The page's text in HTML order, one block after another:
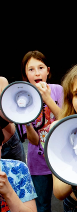
Spielplan
Vorstellungen
Festivals
Wild & Schön
Gastspiele
Extras
Available for
Archiv